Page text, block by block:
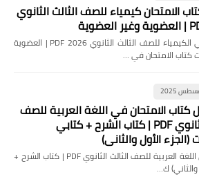
الامتحان كيمياء للصف الثالث الثانوي
📘 تحميل كتاب الامتحان في الكيمياء للصف الثالث الثانوي 2026 PDF | العضوية
كتاب الامتحان في …
كتاب الامتحان في اللغة العربية للصف
الثالث الثانوي PDF | كتاب الشرح + كتابي
(الجزء الأول والثاني)
📘 تحميل كتاب الامتحان في اللغة العربية للصف الثالث الثانوي PDF | كتاب الشرح +
والثاني) ك…